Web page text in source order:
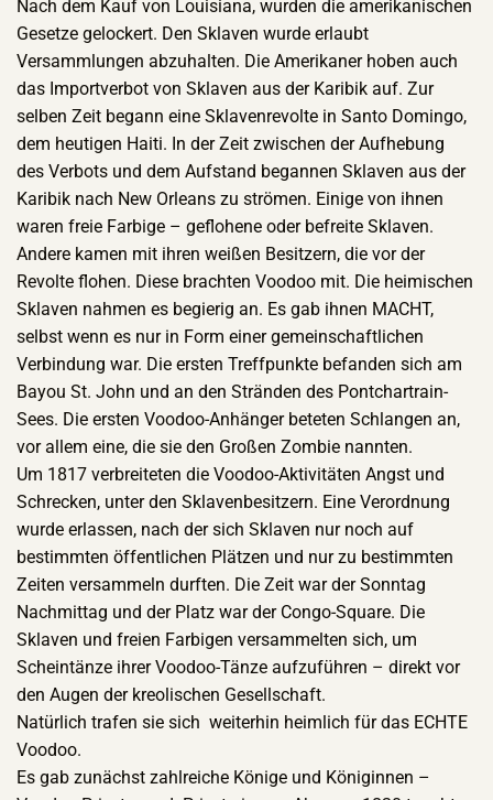
Nach dem Kauf von Louisiana, wurden die amerikanischen
Gesetze gelockert. Den Sklaven wurde erlaubt
Versammlungen abzuhalten. Die Amerikaner hoben auch
das Importverbot von Sklaven aus der Karibik auf. Zur
selben Zeit begann eine Sklavenrevolte in Santo Domingo,
dem heutigen Haiti. In der Zeit zwischen der Aufhebung
des Verbots und dem Aufstand begannen Sklaven aus der
Karibik nach New Orleans zu strömen. Einige von ihnen
waren freie Farbige – geflohene oder befreite Sklaven.
Andere kamen mit ihren weißen Besitzern, die vor der
Revolte flohen. Diese brachten Voodoo mit. Die heimischen
Sklaven nahmen es begierig an. Es gab ihnen MACHT,
selbst wenn es nur in Form einer gemeinschaftlichen
Verbindung war. Die ersten Treffpunkte befanden sich am
Bayou St. John und an den Stränden des Pontchartrain-
Sees. Die ersten Voodoo-Anhänger beteten Schlangen an,
vor allem eine, die sie den Großen Zombie nannten.
Um 1817 verbreiteten die Voodoo-Aktivitäten Angst und
Schrecken, unter den Sklavenbesitzern. Eine Verordnung
wurde erlassen, nach der sich Sklaven nur noch auf
bestimmten öffentlichen Plätzen und nur zu bestimmten
Zeiten versammeln durften. Die Zeit war der Sonntag
Nachmittag und der Platz war der Congo-Square. Die
Sklaven und freien Farbigen versammelten sich, um
Scheintänze ihrer Voodoo-Tänze aufzuführen – direkt vor
den Augen der kreolischen Gesellschaft.
Natürlich trafen sie sich weiterhin heimlich für das ECHTE
Voodoo.
Es gab zunächst zahlreiche Könige und Königinnen –